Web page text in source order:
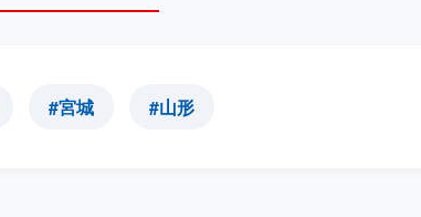
#宮城 #山形